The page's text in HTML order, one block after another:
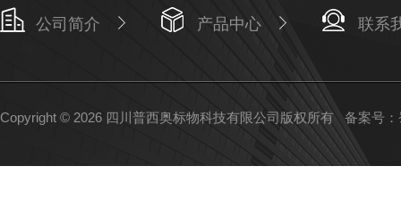
公司简介 产品中心 联系
Copyright © 2026 四川普西奥标物科技有限公司版权所有 备案号：